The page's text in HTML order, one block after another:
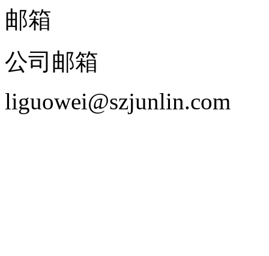
邮箱
公司邮箱
liguowei@szjunlin.com